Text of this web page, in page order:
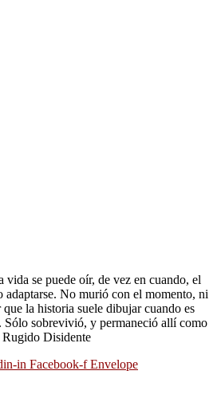
se puede oír, de vez en cuando, el
adaptarse. No murió con el momento, ni
la historia suele dibujar cuando es
Sólo sobrevivió, y permaneció allí como
Rugido Disidente
in Facebook-f Envelope